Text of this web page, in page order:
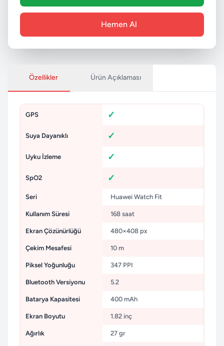
Hemen Al
Özellikler Ürün Açıklaması
GPS
Suya Dayanıklı
Uyku İzleme
SpO2
Seri Huawei Watch Fit
Kullanım Süresi 168 saat
Ekran Çözünürlüğü 480×408 px
Çekim Mesafesi 10 m
Piksel Yoğunluğu 347 PPI
Bluetooth Versiyonu 5.2
Batarya Kapasitesi 400 mAh
Ekran Boyutu 1.82 inç
Ağırlık 27 gr